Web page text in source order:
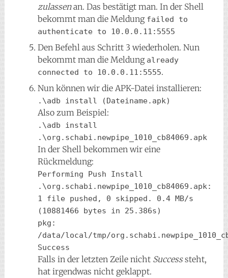
zulassenan. Das bestätigt man. In der Shell
bekommt man die Meldung failed to
authenticate to 10.0.0.11:5555
Den Befehl aus Schritt 3 wiederholen. Nun
bekommt man die Meldung already
connected to 10.0.0.11:5555.
Nun können wir die APK-Datei installieren:
.\adb install (Dateiname.apk)
Also zum Beispiel:
.\adb install
.\org.schabi.newpipe_1010_cb84069.apk
In der Shell bekommen wir eine
Rückmeldung:
Performing Push Install
.\org.schabi.newpipe_1010_cb84069.apk:
1 file pushed, 0 skipped. 0.4 MB/s
(10881466 bytes in 25.386s)
pkg:
/data/local/tmp/
Success
Falls in der letzten Zeile nicht Successsteht,
hat irgendwas nicht geklappt.